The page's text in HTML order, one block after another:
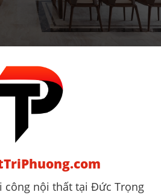
công nội thất tại Đức Trọng